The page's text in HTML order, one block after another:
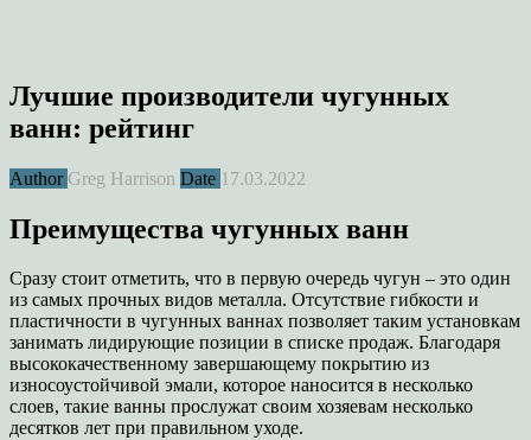
Лучшие производители чугунных
ванн: рейтинг
Author Greg Harrison Date 17.03.2022
Преимущества чугунных ванн
Сразу стоит отметить, что в первую очередь чугун – это один
из самых прочных видов металла. Отсутствие гибкости и
пластичности в чугунных ваннах позволяет таким установкам
занимать лидирующие позиции в списке продаж. Благодаря
высококачественному завершающему покрытию из
износоустойчивой эмали, которое наносится в несколько
слоев, такие ванны прослужат своим хозяевам несколько
десятков лет при правильном уходе.